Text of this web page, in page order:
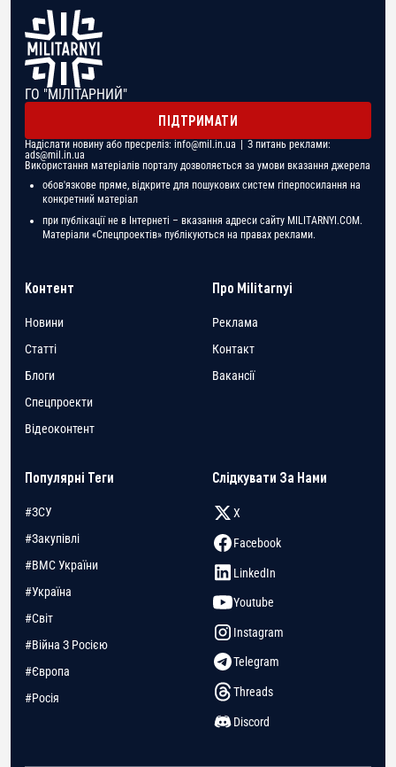
ГО "МІЛІТАРНИЙ"
ПІДТРИМАТИ
Надіслати новину або пресреліз: info@mil.in.ua | З питань реклами:
ads@mil.in.ua
Використання матеріалів порталу дозволяється за умови вказання джерела
обов'язкове пряме, відкрите для пошукових систем гіперпосилання на
конкретний матеріал
при публікації не в Інтернеті – вказання адреси сайту MILITARNYI.COM.
Матеріали «Спецпроектів» публікуються на правах реклами.
Контент
Новини
Статті
Блоги
Спецпроекти
Відеоконтент
Про Militarnyi
Реклама
Контакт
Вакансії
Популярні Теги
#ЗСУ
#Закупівлі
#ВМС України
#Україна
#Світ
#Війна З Росією
#Європа
#Росія
Слідкувати За Нами
X
Facebook
LinkedIn
Youtube
Instagram
Telegram
Threads
Discord